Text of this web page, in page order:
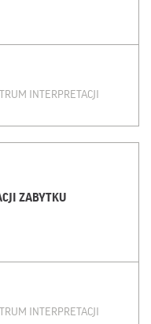
INTERPRETACJI
ZABYTKU
INTERPRETACJI